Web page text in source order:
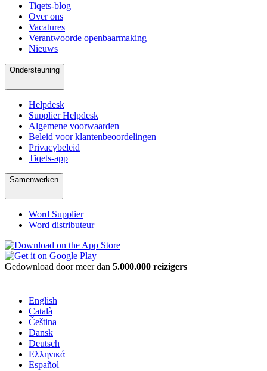
Tiqets-blog
Over ons
Vacatures
Verantwoorde openbaarmaking
Nieuws
Ondersteuning
Helpdesk
Supplier Helpdesk
Algemene voorwaarden
Beleid voor klantenbeoordelingen
Privacybeleid
Tiqets-app
Samenwerken
Word Supplier
Word distributeur
Gedownload door meer dan 5.000.000 reizigers
English
Català
Čeština
Dansk
Deutsch
Ελληνικά
Español